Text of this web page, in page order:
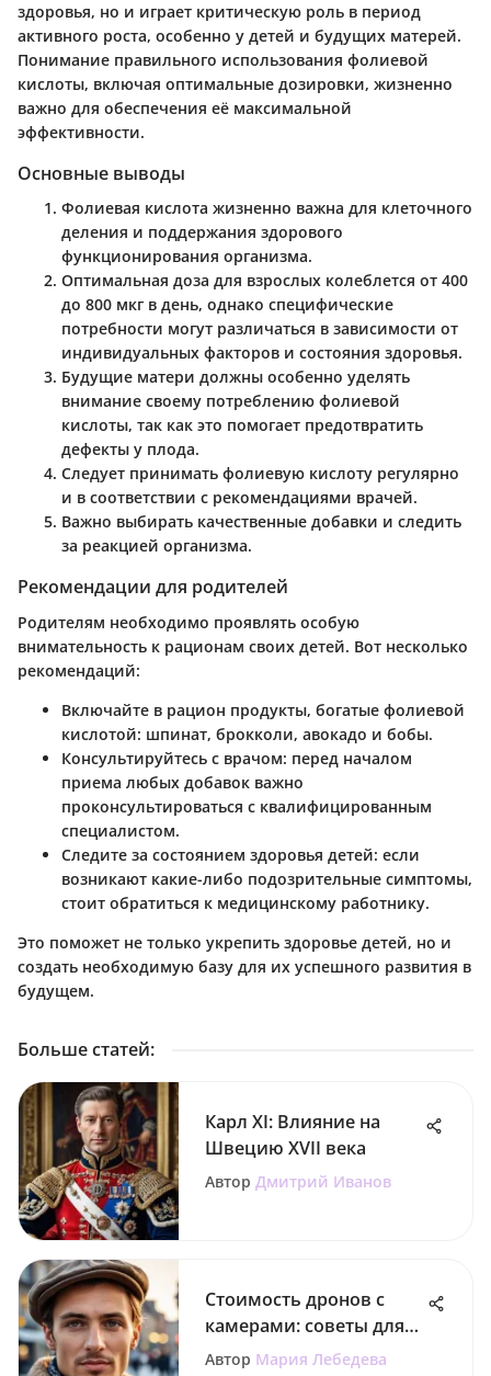
здоровья, но и играет критическую роль в период
активного роста, особенно у детей и будущих матерей.
Понимание правильного использования фолиевой
кислоты, включая оптимальные дозировки, жизненно
важно для обеспечения её максимальной
эффективности.
Основные выводы
Фолиевая кислота жизненно важна для клеточного
деления и поддержания здорового
функционирования организма.
Оптимальная доза для взрослых колеблется от 400
до 800 мкг в день, однако специфические
потребности могут различаться в зависимости от
индивидуальных факторов и состояния здоровья.
Будущие матери должны особенно уделять
внимание своему потреблению фолиевой
кислоты, так как это помогает предотвратить
дефекты у плода.
Следует принимать фолиевую кислоту регулярно
и в соответствии с рекомендациями врачей.
Важно выбирать качественные добавки и следить
за реакцией организма.
Рекомендации для родителей
Родителям необходимо проявлять особую
внимательность к рационам своих детей. Вот несколько
рекомендаций:
Включайте в рацион продукты, богатые фолиевой
кислотой: шпинат, брокколи, авокадо и бобы.
Консультируйтесь с врачом: перед началом
приема любых добавок важно
проконсультироваться с квалифицированным
специалистом.
Следите за состоянием здоровья детей: если
возникают какие-либо подозрительные симптомы,
стоит обратиться к медицинскому работнику.
Это поможет не только укрепить здоровье детей, но и
создать необходимую базу для их успешного развития в
будущем.
Больше статей:
Карл XI: Влияние на
Швецию XVII века
Автор Дмитрий Иванов
Стоимость дронов с
камерами: советы для
родителей
Автор Мария Лебедева